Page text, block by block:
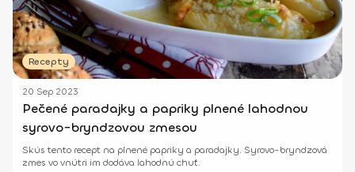
Recepty
20 Sep 2023
Pečené paradajky a papriky plnené lahodnou
syrovo-bryndzovou zmesou
Skús tento recept na plnené papriky a paradajky. Syrovo-bryndzová
zmes vo vnútri im dodáva lahodnú chuť.